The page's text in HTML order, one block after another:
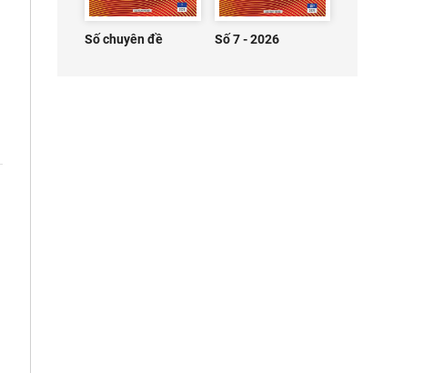
Số chuyên đề Số 7 - 2026